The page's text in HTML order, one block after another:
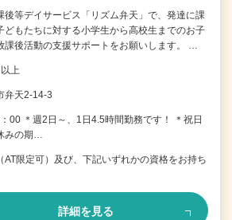
後等デイサービス「リズム弁天」で、発達に課
どもたちに対する小学生から高校生までのお子
課後活動の支援サポートをお願いします。 …
上
弁天2-14-3
00 ＊週2日～、1日4.5時間勤務です！ ＊祝日
みの期…
AT限定可）及び、下記いずれかの資格をお持ち
詳細を見る